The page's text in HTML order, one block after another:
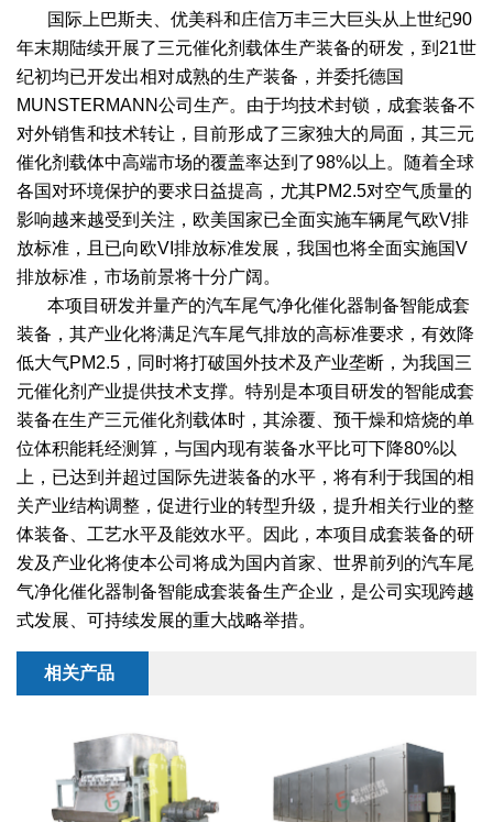
圆盘干燥机系列
桨叶式干燥系列
载体干燥系列
滚筒干燥系列
沸腾干燥系列
烘箱干燥系列
管束干燥系列
干燥配套装置
节能环保
公益支持
社会责任报告
社会责任
绿色供应链
联系我们
联系我们
国际上巴斯夫、优美科和庄信万丰三大巨头从上世纪90
年末期陆续开展了三元催化剂载体生产装备的研发，到21世
纪初均已开发出相对成熟的生产装备，并委托德国
MUNSTERMANN公司生产。由于均技术封锁，成套装备不
对外销售和技术转让，目前形成了三家独大的局面，其三元
催化剂载体中高端市场的覆盖率达到了98%以上。随着全球
各国对环境保护的要求日益提高，尤其PM2.5对空气质量的
影响越来越受到关注，欧美国家已全面实施车辆尾气欧V排
放标准，且已向欧VI排放标准发展，我国也将全面实施国V
排放标准，市场前景将十分广阔。
本项目研发并量产的汽车尾气净化催化器制备智能成套
装备，其产业化将满足汽车尾气排放的高标准要求，有效降
低大气PM2.5，同时将打破国外技术及产业垄断，为我国三
元催化剂产业提供技术支撑。特别是本项目研发的智能成套
装备在生产三元催化剂载体时，其涂覆、预干燥和焙烧的单
位体积能耗经测算，与国内现有装备水平比可下降80%以
上，已达到并超过国际先进装备的水平，将有利于我国的相
关产业结构调整，促进行业的转型升级，提升相关行业的整
体装备、工艺水平及能效水平。因此，本项目成套装备的研
发及产业化将使本公司将成为国内首家、世界前列的汽车尾
气净化催化器制备智能成套装备生产企业，是公司实现跨越
式发展、可持续发展的重大战略举措。
相关产品